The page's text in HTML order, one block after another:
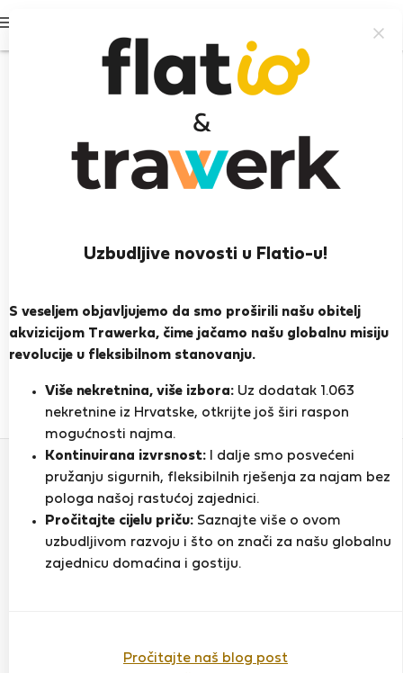
Uzbudljive novosti u Flatio-u!
S veseljem objavljujemo da smo proširili našu obitelj
akvizicijom Trawerka, čime jačamo našu globalnu misiju
revolucije u fleksibilnom stanovanju.
Više nekretnina, više izbora: Uz dodatak 1.063
nekretnine iz Hrvatske, otkrijte još širi raspon
mogućnosti najma.
Kontinuirana izvrsnost: I dalje smo posvećeni
pružanju sigurnih, fleksibilnih rješenja za najam bez
pologa našoj rastućoj zajednici.
Pročitajte cijelu priču: Saznajte više o ovom
uzbudljivom razvoju i što on znači za našu globalnu
zajednicu domaćina i gostiju.
Pročitajte naš blog post
angela p.
L'Escala
PRIKAŽI ŽIVOTOPIS
Ocjena i reference
0
Ponude
1
Ocjena